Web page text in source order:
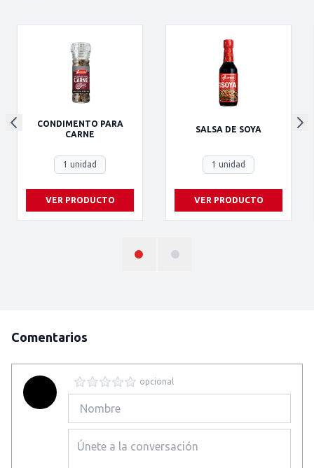
CONDIMENTO PARA
CARNE
1 unidad
VER PRODUCTO
SALSA DE SOYA
1 unidad
VER PRODUCTO
Comentarios
opcional